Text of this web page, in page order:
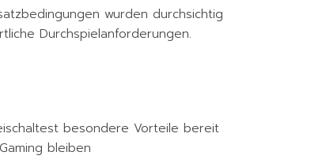
wurden durchsichtig
Durchspielanforderungen.
besondere Vorteile bereit
bleiben